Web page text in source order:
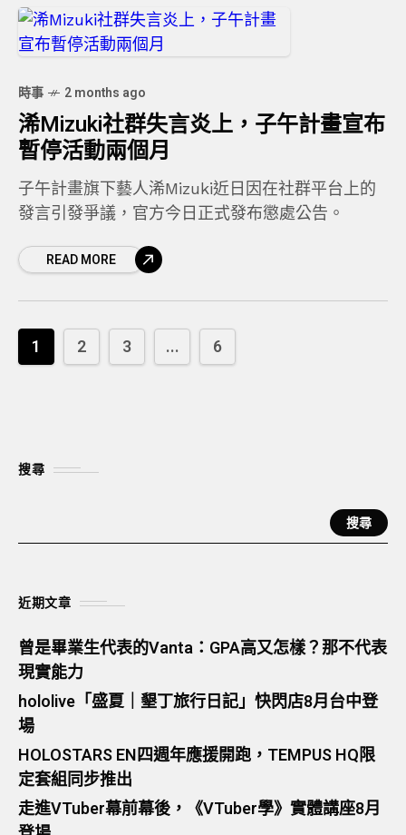
時事 2 months ago
浠Mizuki社群失言炎上，子午計畫宣布
暫停活動兩個月
子午計畫旗下藝人浠Mizuki近日因在社群平台上的
發言引發爭議，官方今日正式發布懲處公告。
READ MORE
1 2 3 ... 6
搜尋
搜尋
近期文章
曾是畢業生代表的Vanta：GPA高又怎樣？那不代表
現實能力
hololive「盛夏｜墾丁旅行日記」快閃店8月台中登
場
HOLOSTARS EN四週年應援開跑，TEMPUS HQ限
定套組同步推出
走進VTuber幕前幕後，《VTuber學》實體講座8月